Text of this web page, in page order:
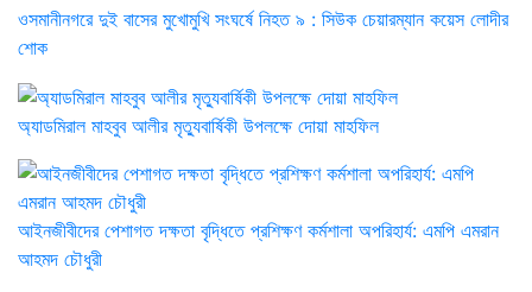
ওসমানীনগরে দুই বাসের মুখোমুখি সংঘর্ষে নিহত ৯ : সিউক চেয়ারম্যান কয়েস লোদীর
শোক
অ্যাডমিরাল মাহবুব আলীর মৃত্যুবার্ষিকী উপলক্ষে দোয়া মাহফিল
‎আইনজীবীদের পেশাগত দক্ষতা বৃদ্ধিতে প্রশিক্ষণ কর্মশালা অপরিহার্য: এমপি এমরান
আহমদ চৌধুরী